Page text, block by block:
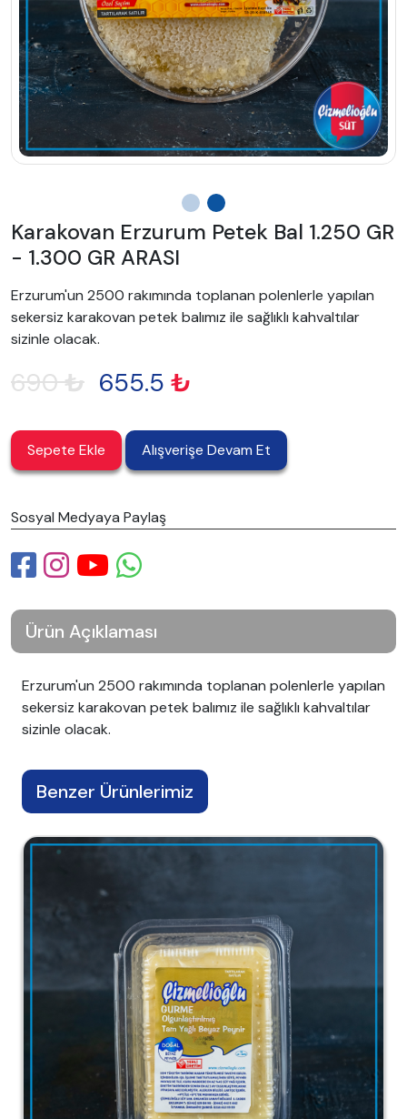
Karakovan Erzurum Petek Bal 1.250 GR
- 1.300 GR ARASI
Erzurum'un 2500 rakımında toplanan polenlerle yapılan
sekersiz karakovan petek balımız ile sağlıklı kahvaltılar
sizinle olacak.
690₺ 655.5 ₺
Sepete Ekle Alışverişe Devam Et
Sosyal Medyaya Paylaş
Ürün Açıklaması
Erzurum'un 2500 rakımında toplanan polenlerle yapılan
sekersiz karakovan petek balımız ile sağlıklı kahvaltılar
sizinle olacak.
Benzer Ürünlerimiz